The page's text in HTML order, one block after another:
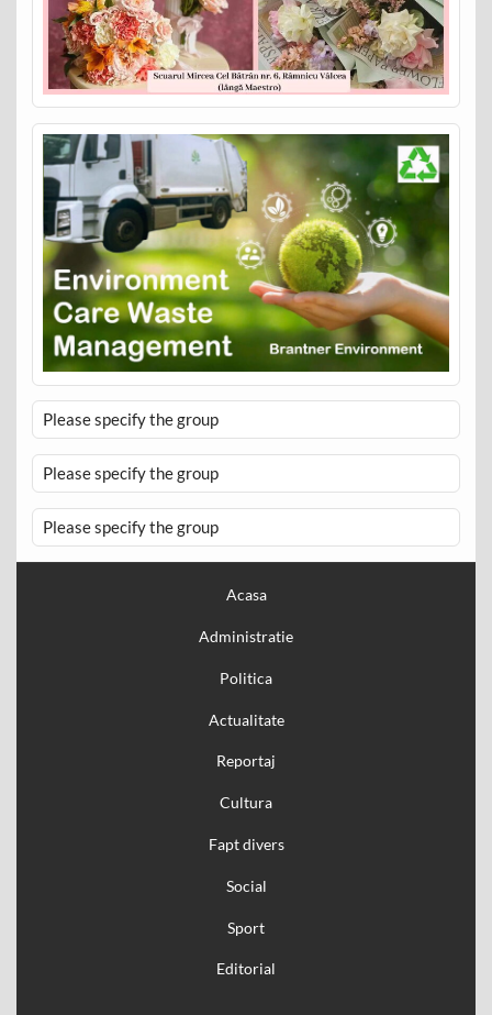
Please specify the group
Please specify the group
Please specify the group
Acasa
Administratie
Politica
Actualitate
Reportaj
Cultura
Fapt divers
Social
Sport
Editorial